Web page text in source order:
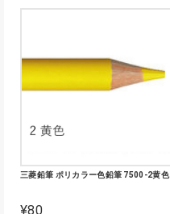
三菱鉛筆 ポリカラー色鉛筆 7500-2黄色
¥80